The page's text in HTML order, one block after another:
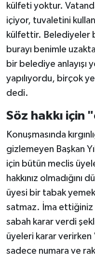
külfeti yoktur.
içiyor, tuvaletini
külfettir. Belediyeler
burayı benimle
bir belediye
yapılıyordu, birçok
dedi.
Söz hakkı için
Konuşmasında
gizlemeyen Başkan
için bütün meclis
hakkınız
üyesi bir tabak yemek
satmaz. İma ettiğiniz
sabah karar verdi
üyeleri karar
sadece numara ve